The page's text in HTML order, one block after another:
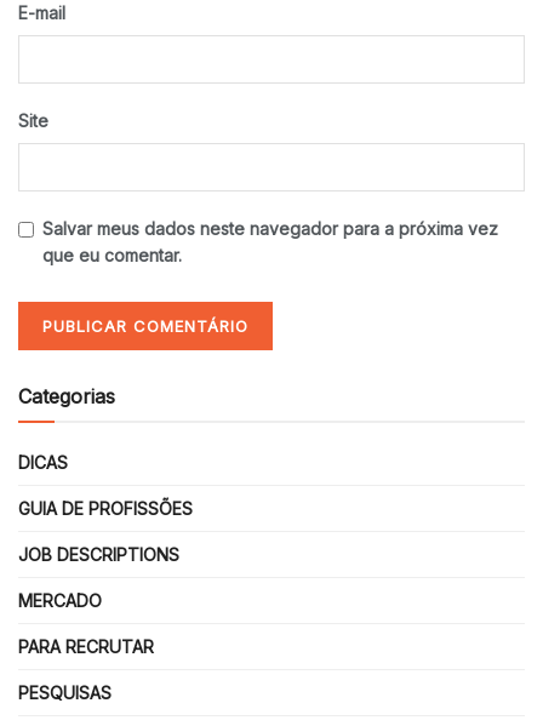
E-mail
Site
Salvar meus dados neste navegador para a próxima vez
que eu comentar.
Categorias
DICAS
GUIA DE PROFISSÕES
JOB DESCRIPTIONS
MERCADO
PARA RECRUTAR
PESQUISAS